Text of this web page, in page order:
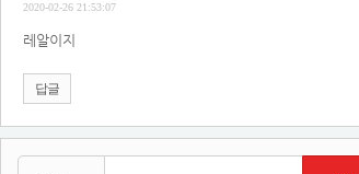
2020-02-26 21:53:07
레알이지
답글